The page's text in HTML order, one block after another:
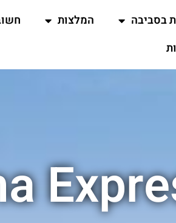
בסביבה המלצות